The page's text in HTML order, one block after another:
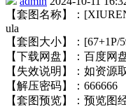
【套图名称】：
ula
【套图大小】：[67+1P/
【下载网盘】：百度网
【失效说明】：如资源
【解压密码】：666666
【套图预览】：预览图